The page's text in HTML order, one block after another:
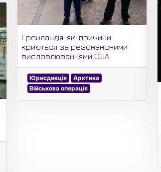
Гренландія: які причини
криються за резонансними
висловлюваннями США
Юрисдикція
Арктика
Військова операція